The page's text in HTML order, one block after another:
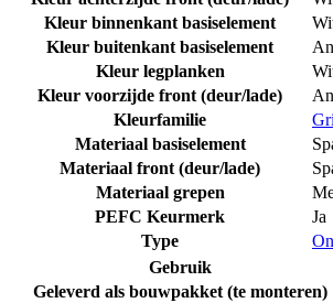
Kleur binnenkant basiselement
Kleur buitenkant basiselement
Kleur legplanken
Kleur voorzijde front (deur/lade)
Kleurfamilie
Materiaal basiselement
Materiaal front (deur/lade)
Materiaal grepen
PEFC Keurmerk
Ja
Type
Gebruik
Geleverd als bouwpakket (te monteren)